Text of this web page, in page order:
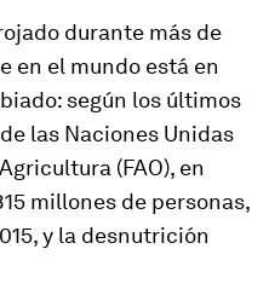
durante más de
en el mundo está en
según los últimos
las Naciones Unidas
(FAO), en
millones de personas,
y la desnutrición